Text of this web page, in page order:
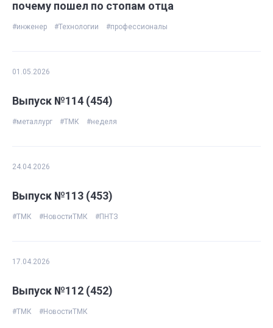
почему пошел по стопам отца
#инженер #Технологии #профессионалы
01.05.2026
Выпуск №114 (454)
#металлург #ТМК #неделя
24.04.2026
Выпуск №113 (453)
#ТМК #НовостиТМК #ПНТЗ
17.04.2026
Выпуск №112 (452)
#ТМК #НовостиТМК